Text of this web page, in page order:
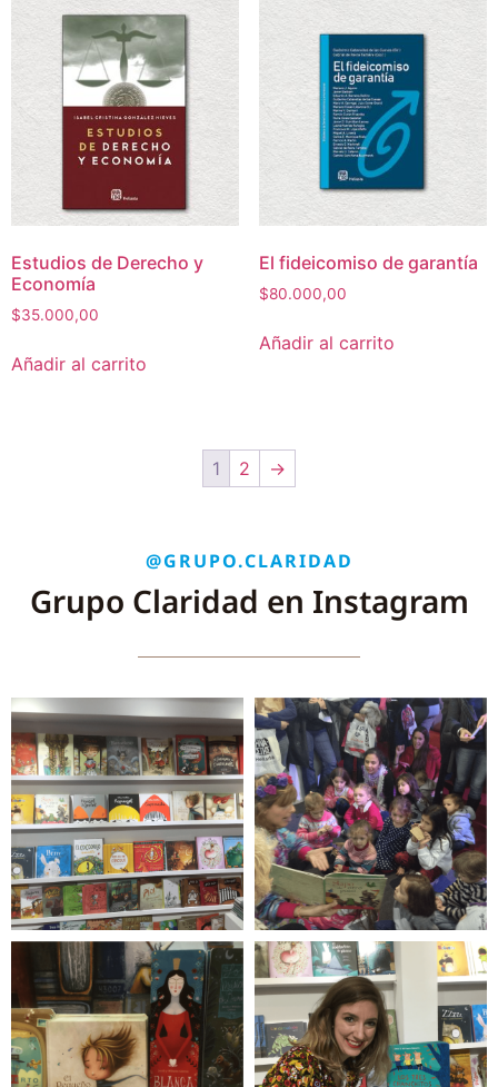
Estudios de Derecho y
Economía
$35.000,00
Añadir al carrito
El fideicomiso de garantía
$80.000,00
Añadir al carrito
1 2 →
@GRUPO.CLARIDAD
Grupo Claridad en Instagram